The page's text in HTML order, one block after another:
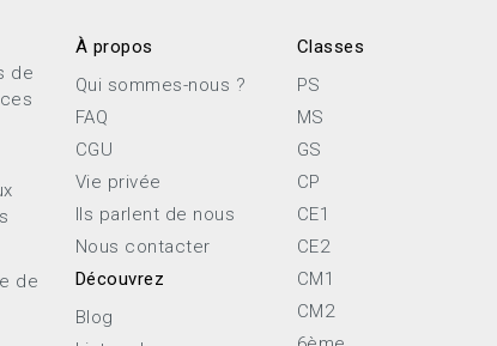
de
de
À propos
Qui sommes-nous ?
FAQ
CGU
Vie privée
Ils parlent de nous
Nous contacter
Découvrez
Blog
Classes
PS
MS
GS
CP
CE1
CE2
CM1
CM2